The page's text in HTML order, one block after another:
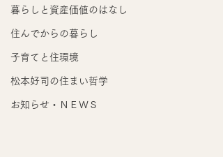
暮らしと資産価値のはなし
住んでからの暮らし
子育てと住環境
松本好司の住まい哲学
お知らせ・ＮＥＷＳ